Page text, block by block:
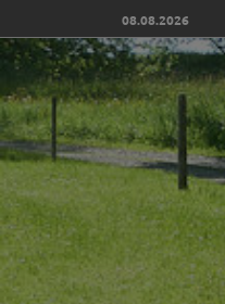
08.08.2026